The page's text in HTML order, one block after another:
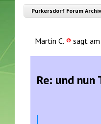
Purkersdorf Forum
Martin C. ® sagt am
Re: und